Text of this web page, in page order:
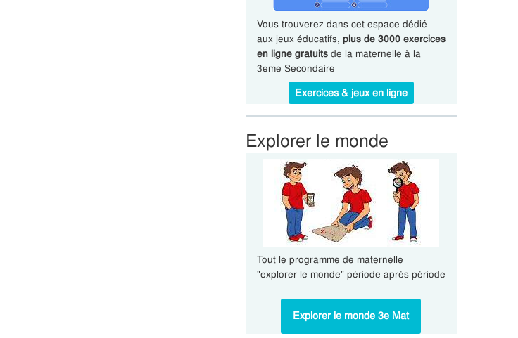
Vous trouverez dans cet espace dédié
aux jeux éducatifs, plus de 3000 exercices
en ligne gratuitsde la maternelle à la
3eme Secondaire
Exercices & jeux en ligne
Explorer le monde
Tout le programme de maternelle
"explorer le monde" période après période
Explorer le monde 3e Mat